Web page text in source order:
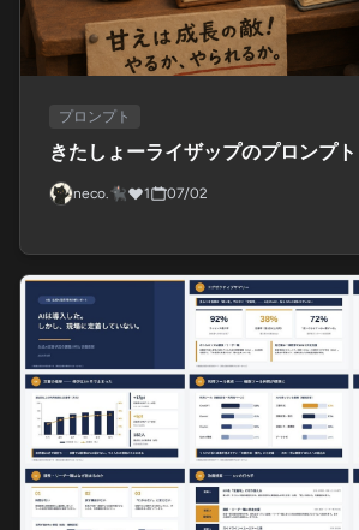
プロンプト
きたしょーライザップのプロンプト
neco.🐈‍⬛ 1 07/02